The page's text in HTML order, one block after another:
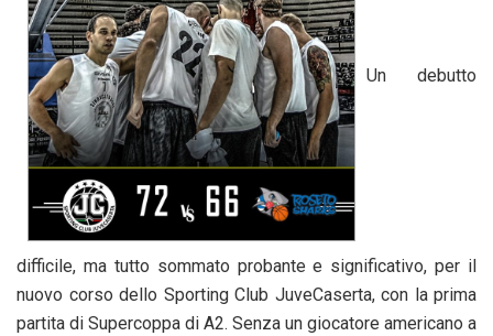
Un debutto
difficile, ma tutto sommato probante e significativo, per il
nuovo corso dello Sporting Club JuveCaserta, con la prima
partita di Supercoppa di A2. Senza un giocatore americano a